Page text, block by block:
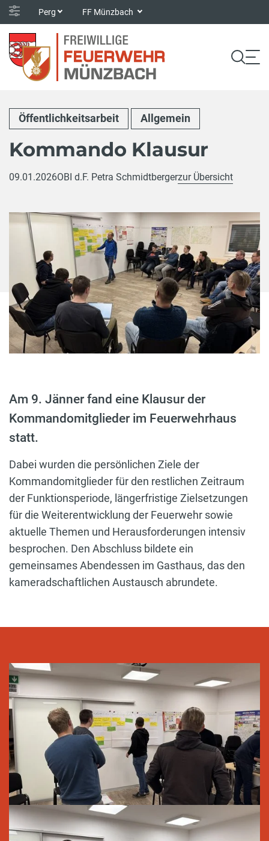
Perg FF Münzbach
Öffentlichkeitsarbeit Allgemein
Kommando Klausur
09.01.2026OBI d.F. Petra Schmidtbergerzur Übersicht
Am 9. Jänner fand eine Klausur der
Kommandomitglieder im Feuerwehrhaus
statt.
Dabei wurden die persönlichen Ziele der
Kommandomitglieder für den restlichen Zeitraum
der Funktionsperiode, längerfristige Zielsetzungen
für die Weiterentwicklung der Feuerwehr sowie
aktuelle Themen und Herausforderungen intensiv
besprochen. Den Abschluss bildete ein
gemeinsames Abendessen im Gasthaus, das den
kameradschaftlichen Austausch abrundete.